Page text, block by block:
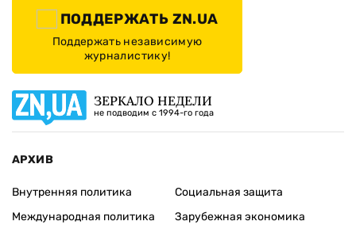
ПОДДЕРЖАТЬ ZN.UA
Поддержать независимую
журналистику!
ЗЕРКАЛО НЕДЕЛИ
не подводим с 1994-го года
АРХИВ
Внутренняя политика
Международная политика
Социальная защита
Зарубежная экономика